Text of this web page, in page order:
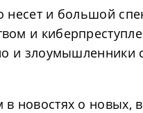
несет и большой
и
и злоумышленники
новостях о новых,